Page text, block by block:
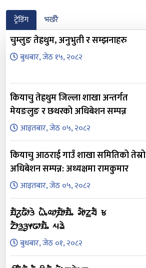
ट्रेडिंग भर्खरै
चुम्लुङ तेह्रथुम, अनुभुती र सम्झनाहरु
बुधबार, जेठ १५, २०८२
कियाचु तेह्रथुम जिल्ला शाखा अन्तर्गत
मेयङलुङ र छथरको अधिबेशन सम्पन्न
आइतबार, जेठ ०५, २०८२
कियाचु आठराई गाउँ शाखा समितिको तेस्रो
अधिबेशन सम्पन्न: अध्यक्षमा रामकुमार
आइतबार, जेठ ०५, २०८२
ᤀᤠᤖᤢᤒᤥᤋᤧ ᤐᤠᤱᤓᤣ᤹ᤀᤥᤀᤠᤱ ᤆᤥᤁ᤻ᤔᤠ ᤃ
ᤁᤥᤋ᤻ᤋᤢᤶᤒᤣᤀᤠᤱ ᤘᤕᤧ
बुधबार, जेठ ०१, २०८२